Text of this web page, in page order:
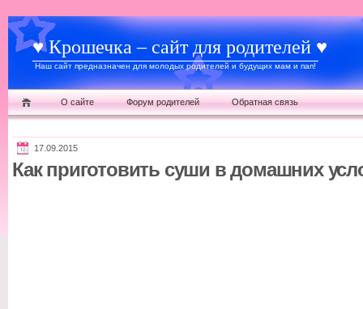
♥ Крошечка – сайт для родителей ♥
Наш сайт предназначен для молодых родителей и будущих мам и пап!
О сайте Форум родителей Обратная связь
17.09.2015
Как приготовить суши в домашних